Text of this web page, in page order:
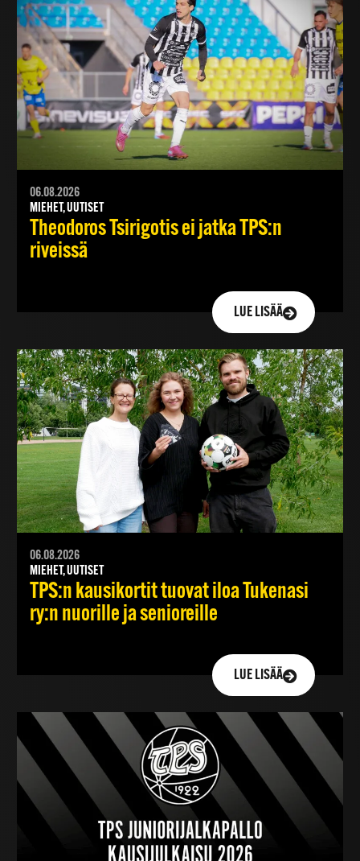
06.08.2026
MIEHET, UUTISET
Theodoros Tsirigotis ei jatka TPS:n
riveissä
LUE LISÄÄ
06.08.2026
MIEHET, UUTISET
TPS:n kausikortit tuovat iloa Tukenasi
ry:n nuorille ja senioreille
LUE LISÄÄ